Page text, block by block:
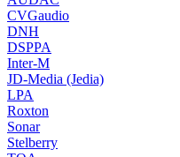
CVGaudio
DNH
DSPPA
Inter-M
JD-Media (Jedia)
LPA
Roxton
Sonar
Stelberry